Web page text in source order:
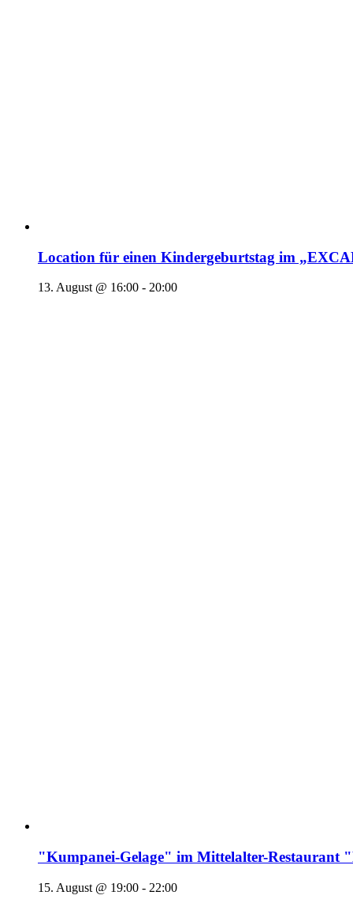
Location für einen Kindergeburtstag im
13. August @ 16:00 - 20:00
"Kumpanei-Gelage" im Mittelalter-
15. August @ 19:00 - 22:00